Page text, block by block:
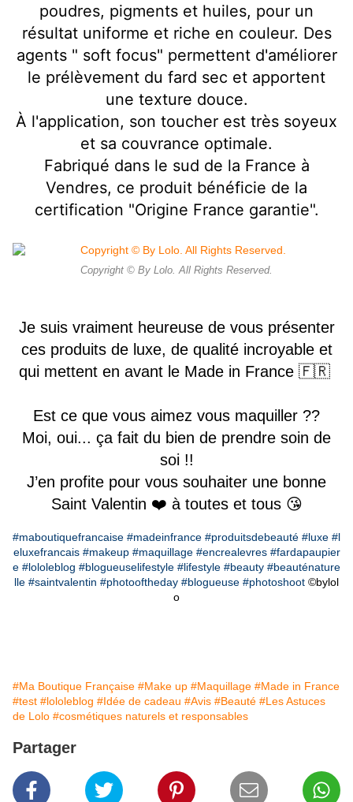
poudres, pigments et huiles, pour un
résultat uniforme et riche en couleur. Des
agents " soft focus" permettent d'améliorer
le prélèvement du fard sec et apportent
une texture douce.
À l'application, son toucher est très soyeux
et sa couvrance optimale.
Fabriqué dans le sud de la France à
Vendres, ce produit bénéficie de la
certification "Origine France garantie".
Copyright © By Lolo. All Rights Reserved.
Je suis vraiment heureuse de vous présenter
ces produits de luxe, de qualité incroyable et
qui mettent en avant le Made in France 🇫🇷
Est ce que vous aimez vous maquiller ??
Moi, oui... ça fait du bien de prendre soin de
soi !!
J’en profite pour vous souhaiter une bonne
Saint Valentin ❤️ à toutes et tous 😘
#maboutiquefrancaise #madeinfrance #produitsdebeauté #luxe #l
eluxefrancais #makeup #maquillage #encrealevres #fardapaupier
e #lololeblog #blogueuselifestyle #lifestyle #beauty #beauténature
lle #saintvalentin #photooftheday #blogueuse #photoshoot ©️bylol
o
#Ma Boutique Française #Make up #Maquillage #Made in France
#test #lololeblog #Idée de cadeau #Avis #Beauté #Les Astuces
de Lolo #cosmétiques naturels et responsables
Partager